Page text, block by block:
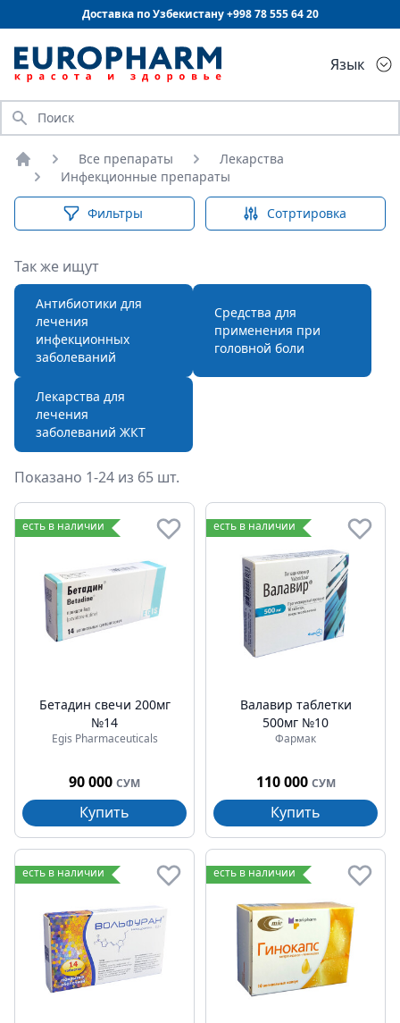
Доставка по Узбекистану +99878 555 64 20
Язык
Искать
Главная
Все препараты
Лекарства
Инфекционные препараты
Фильтры Сотртировка
Так же ищут
Антибиотики для
лечения
инфекционных
заболеваний
Средства для
применения при
головной боли
Лекарства для
лечения
заболеваний ЖКТ
Показано 1-24 из 65 шт.
Препараты от инфекционных заболеваний
есть в наличии
Бетадин свечи 200мг
№14
Egis Pharmaceuticals
90 000 СУМ
Купить
есть в наличии
Валавир таблетки
500мг №10
Фармак
110 000 СУМ
Купить
есть в наличии есть в наличии